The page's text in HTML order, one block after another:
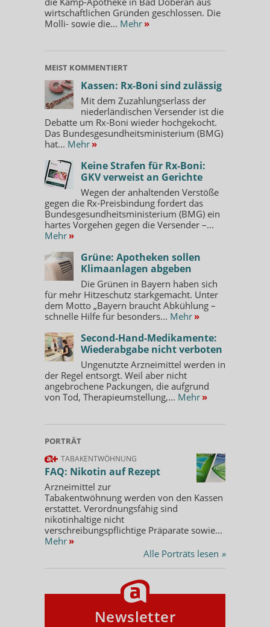
wirtschaftlichen Gründen geschlossen. Die
Molli- sowie die... Mehr »
MEIST KOMMENTIERT
Kassen: Rx-Boni sind zulässig
Mit dem Zuzahlungserlass der
niederländischen Versender ist die
Debatte um Rx-Boni wieder hochgekocht.
Das Bundesgesundheitsministerium (BMG)
hat... Mehr »
Keine Strafen für Rx-Boni:
GKV verweist an Gerichte
Wegen der anhaltenden Verstöße
gegen die Rx-Preisbindung fordert das
Bundesgesundheitsministerium (BMG) ein
hartes Vorgehen gegen die Versender –...
Mehr »
Grüne: Apotheken sollen
Klimaanlagen abgeben
Die Grünen in Bayern haben sich
für mehr Hitzeschutz starkgemacht. Unter
dem Motto „Bayern braucht Abkühlung –
schnelle Hilfe für besonders... Mehr »
Second-Hand-Medikamente:
Wiederabgabe nicht verboten
Ungenutzte Arzneimittel werden in
der Regel entsorgt. Weil aber nicht
angebrochene Packungen, die aufgrund
von Tod, Therapieumstellung,... Mehr »
PORTRÄT
TABAKENTWÖHNUNG
FAQ: Nikotin auf Rezept
Arzneimittel zur
Tabakentwöhnung werden von den Kassen
erstattet. Verordnungsfähig sind
nikotinhaltige nicht
verschreibungspflichtige Präparate sowie...
Mehr »
Alle Porträts lesen »
Newsletter